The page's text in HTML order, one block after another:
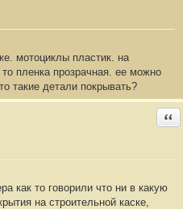
мотоциклы пластик. на
пленка прозрачная. ее можно
такие детали покрывать?
как то говорили что ни в какую
на строительной каске,